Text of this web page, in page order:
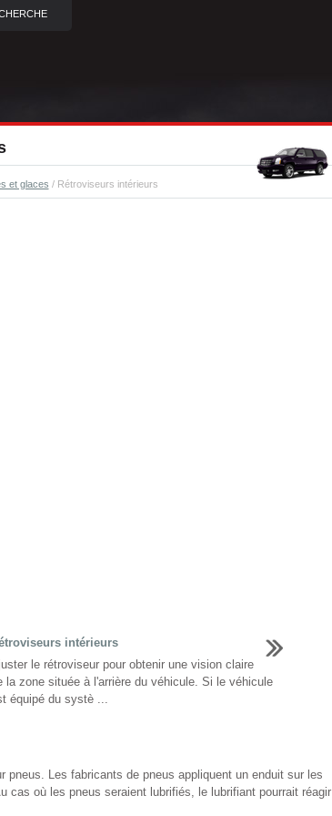
et glaces / Rétroviseurs intérieurs
intérieurs
le rétroviseur pour obtenir une vision claire
la zone située à l'arrière du véhicule. Si le véhicule
équipé du systè ...
Les fabricants de pneus appliquent un enduit sur les
cas où les pneus seraient lubrifiés, le lubrifiant pourrait réagir